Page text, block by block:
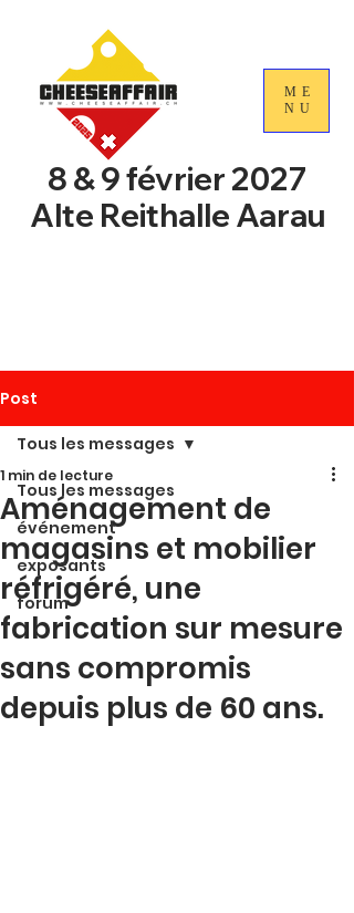
ME
NU
8 & 9 février 2027
Alte Reithalle Aarau
Post
Tous les messages
événement
exposants
forum
Tous les messages
Aménagement de
magasins et mobilier
réfrigéré, une
fabrication sur mesure
sans compromis
depuis plus de 60 ans.
1 min de lecture